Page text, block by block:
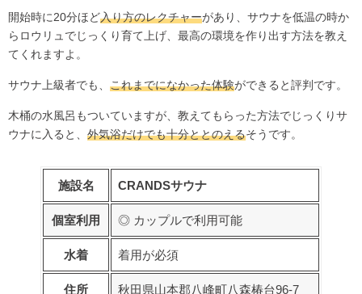
開始時に20分ほど入り方のレクチャーがあり、サウナを低温の時か
らロウリュでじっくり育て上げ、最高の環境を作り出す方法を教え
てくれますよ。
サウナ上級者でも、 これまでになかった体験ができると評判です。
木桶の水風呂もついていますが、教えてもらった方法でじっくりサ
ウナに入ると、 外気浴だけでも十分ととのえるそうです。
施設名 CRANDSサウナ
個室利用 ◎ カップルで利用可能
水着 着用が必須
住所 秋田県山本郡八峰町八森椿台96-7